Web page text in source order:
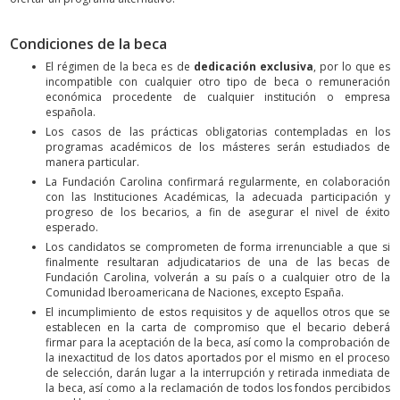
Condiciones de la beca
El régimen de la beca es de dedicación exclusiva, por lo que es
incompatible con cualquier otro tipo de beca o remuneración
económica procedente de cualquier institución o empresa
española.
Los casos de las prácticas obligatorias contempladas en los
programas académicos de los másteres serán estudiados de
manera particular.
La Fundación Carolina confirmará regularmente, en colaboración
con las Instituciones Académicas, la adecuada participación y
progreso de los becarios, a fin de asegurar el nivel de éxito
esperado.
Los candidatos se comprometen de forma irrenunciable a que si
finalmente resultaran adjudicatarios de una de las becas de
Fundación Carolina, volverán a su país o a cualquier otro de la
Comunidad Iberoamericana de Naciones, excepto España.
El incumplimiento de estos requisitos y de aquellos otros que se
establecen en la carta de compromiso que el becario deberá
firmar para la aceptación de la beca, así como la comprobación de
la inexactitud de los datos aportados por el mismo en el proceso
de selección, darán lugar a la interrupción y retirada inmediata de
la beca, así como a la reclamación de todos los fondos percibidos